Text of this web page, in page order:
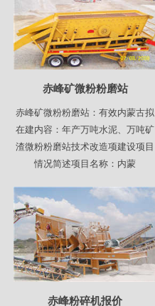
赤峰矿微粉粉磨站
赤峰矿微粉粉磨站：有效内蒙古拟
在建内容：年产万吨水泥、万吨矿
渣微粉粉磨站技术改造项建设项目
情况简述项目名称：内蒙
赤峰粉碎机报价